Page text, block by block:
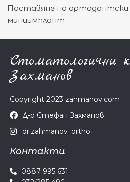
Поставяне на ортодонтски
миниимплант
Стоматологични
Захманов
Copyright 2023 zahmanov.com
Д-р Стефан Захманов
dr.zahmanov_ortho
Контакти
0887 995 631